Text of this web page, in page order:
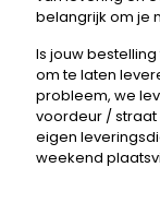
belangrijk om je
Is jouw
om te laten
probleem, we
voordeur /
eigen
weekend